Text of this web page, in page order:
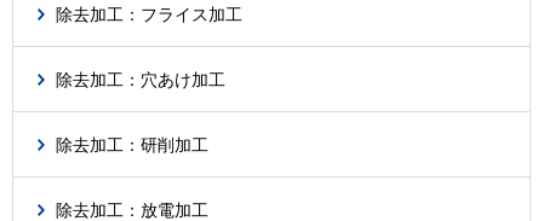
除去加工：フライス加工
除去加工：穴あけ加工
除去加工：研削加工
除去加工：放電加工